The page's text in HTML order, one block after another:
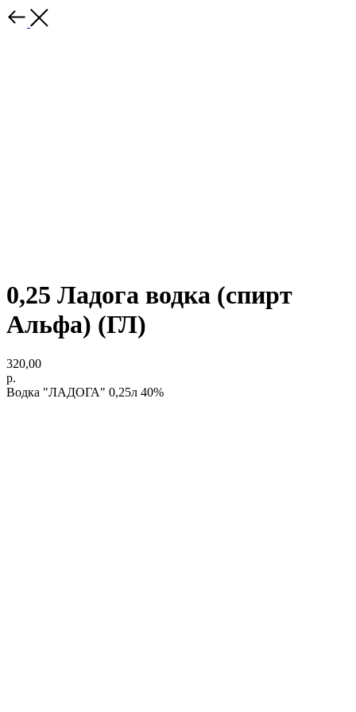
0,25 Ладога водка (спирт
Альфа) (ГЛ)
320,00
р.
Водка "ЛАДОГА" 0,25л 40%